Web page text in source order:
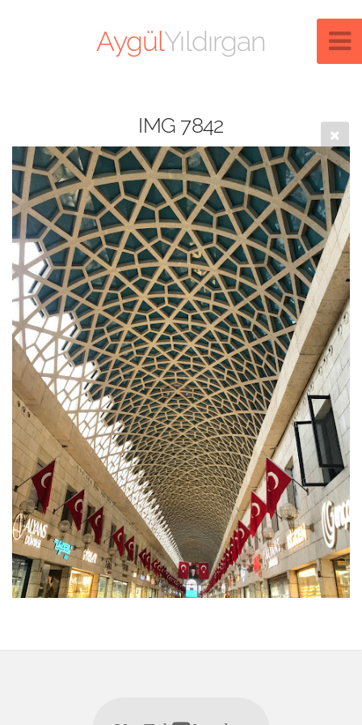
AygülYıldırgan
IMG 7842